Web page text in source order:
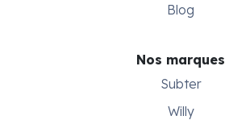
Blog
Nos marques
Subter
Willy